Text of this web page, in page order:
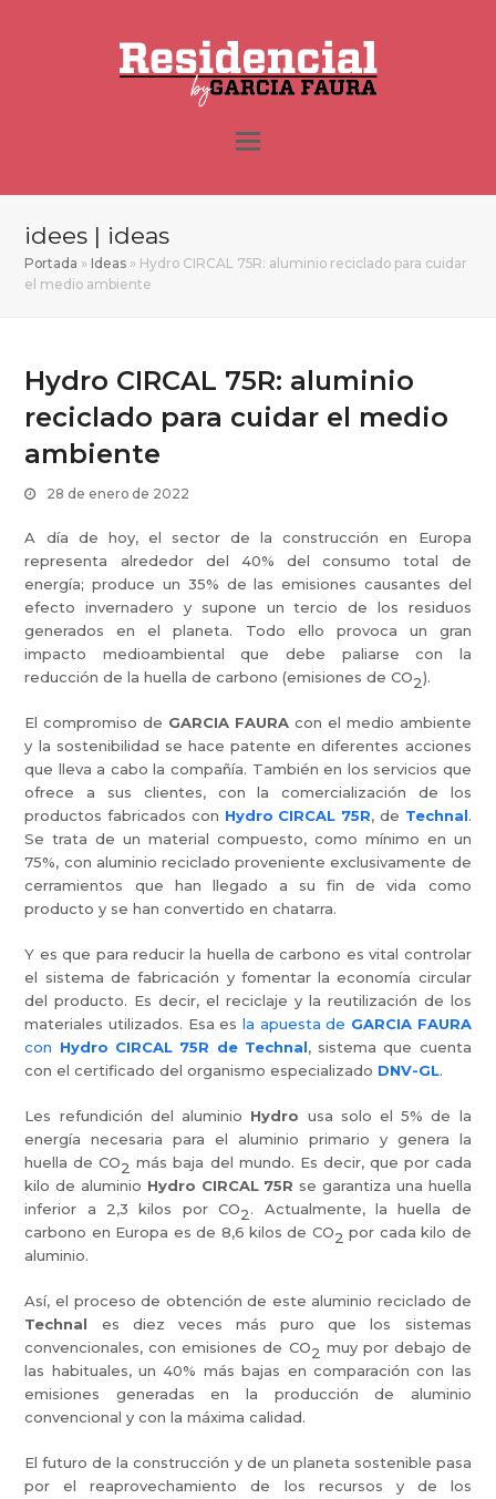
idees | ideas
Portada » Ideas » Hydro CIRCAL 75R: aluminio reciclado para cuidar
el medio ambiente
Hydro CIRCAL 75R: aluminio
reciclado para cuidar el medio
ambiente
28 de enero de 2022
A día de hoy, el sector de la construcción en Europa
representa alrededor del 40% del consumo total de
energía; produce un 35% de las emisiones causantes del
efecto invernadero y supone un tercio de los residuos
generados en el planeta. Todo ello provoca un gran
impacto medioambiental que debe paliarse con la
reducción de la huella de carbono (emisiones de CO2).
El compromiso de GARCIA FAURA con el medio ambiente
y la sostenibilidad se hace patente en diferentes acciones
que lleva a cabo la compañía. También en los servicios que
ofrece a sus clientes, con la comercialización de los
productos fabricados con Hydro CIRCAL 75R, de Technal.
Se trata de un material compuesto, como mínimo en un
75%, con aluminio reciclado proveniente exclusivamente de
cerramientos que han llegado a su fin de vida como
producto y se han convertido en chatarra.
Y es que para reducir la huella de carbono es vital controlar
el sistema de fabricación y fomentar la economía circular
del producto. Es decir, el reciclaje y la reutilización de los
materiales utilizados. Esa es la apuesta de GARCIA FAURA
con Hydro CIRCAL 75R de Technal, sistema que cuenta
con el certificado del organismo especializado DNV-GL.
Les refundición del aluminio Hydro usa solo el 5% de la
energía necesaria para el aluminio primario y genera la
huella de CO2 más baja del mundo. Es decir, que por cada
kilo de aluminio Hydro CIRCAL 75R se garantiza una huella
inferior a 2,3 kilos por CO2. Actualmente, la huella de
carbono en Europa es de 8,6 kilos de CO2 por cada kilo de
aluminio.
Así, el proceso de obtención de este aluminio reciclado de
Technal es diez veces más puro que los sistemas
convencionales, con emisiones de CO2 muy por debajo de
las habituales, un 40% más bajas en comparación con las
emisiones generadas en la producción de aluminio
convencional y con la máxima calidad.
El futuro de la construcción y de un planeta sostenible pasa
por el reaprovechamiento de los recursos y de los